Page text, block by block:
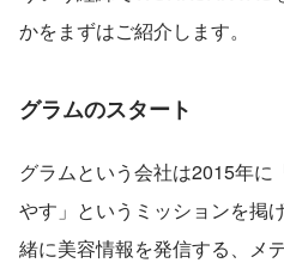
かをまずはご紹介します。
グラムのスタート
グラムという会社は2015年に
やす」というミッションを掲
緒に美容情報を発信する、メ